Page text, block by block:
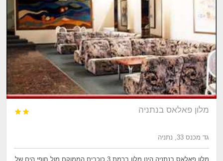
מלון פאלאס בנתניה 

גד מכנס 33, נתניה
מלון פאלאס בנתניה הינו מלון ברמת 3 כוכבים הממוקם מול חופי הים של